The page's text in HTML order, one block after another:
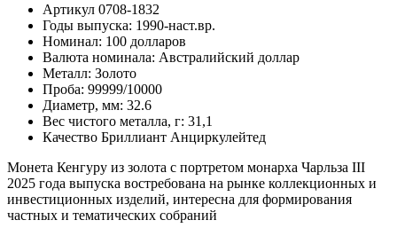
Артикул 0708-1832
Годы выпуска: 1990-наст.вр.
Номинал: 100 долларов
Валюта номинала: Австралийский доллар
Металл: Золото
Проба: 99999/10000
Диаметр, мм: 32.6
Вес чистого металла, г: 31,1
Качество Бриллиант Анциркулейтед
Монета Кенгуру из золота с портретом монарха Чарльза III
2025 года выпуска востребована на рынке коллекционных и
инвестиционных изделий, интересна для формирования
частных и тематических собраний